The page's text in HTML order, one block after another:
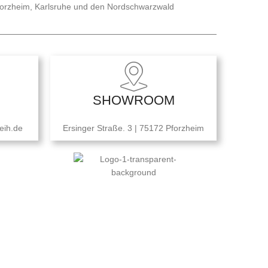
Karlsruhe und den Nordschwarzwald
SHOWROOM
Ersinger Straße. 3 | 75172 Pforzheim